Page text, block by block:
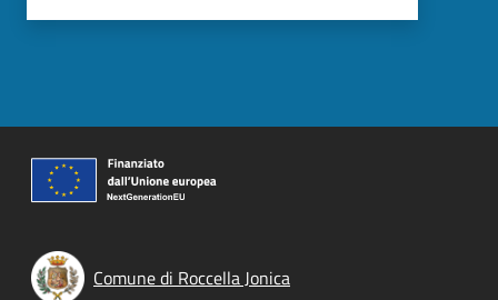
Comune di Roccella Jonica